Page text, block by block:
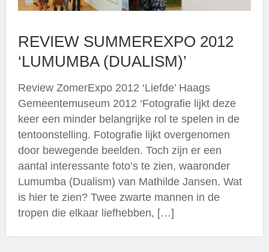
REVIEW SUMMEREXPO 2012
‘LUMUMBA (DUALISM)’
Review ZomerExpo 2012 ‘Liefde’ Haags
Gemeentemuseum 2012 ‘Fotografie lijkt deze
keer een minder belangrijke rol te spelen in de
tentoonstelling. Fotografie lijkt overgenomen
door bewegende beelden. Toch zijn er een
aantal interessante foto’s te zien, waaronder
Lumumba (Dualism) van Mathilde Jansen. Wat
is hier te zien? Twee zwarte mannen in de
tropen die elkaar liefhebben, […]